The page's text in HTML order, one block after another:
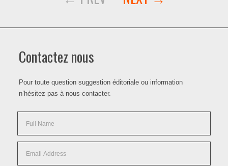
Contactez nous
Pour toute question suggestion éditoriale ou information
n’hésitez pas à nous contacter.